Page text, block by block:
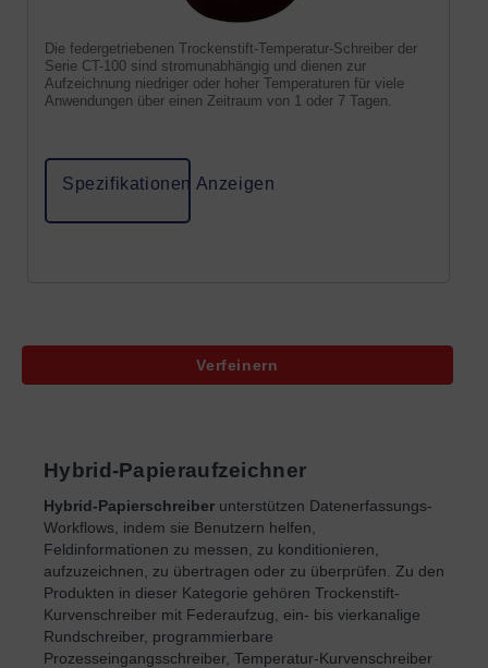
Die federgetriebenen Trockenstift-Temperatur-Schreiber der
Serie CT-100 sind stromunabhängig und dienen zur
Aufzeichnung niedriger oder hoher Temperaturen für viele
Anwendungen über einen Zeitraum von 1 oder 7 Tagen.
Spezifikationen Anzeigen
Verfeinern
Hybrid-Papieraufzeichner
Hybrid-Papierschreiber unterstützen Datenerfassungs-
Workflows, indem sie Benutzern helfen,
Feldinformationen zu messen, zu konditionieren,
aufzuzeichnen, zu übertragen oder zu überprüfen. Zu den
Produkten in dieser Kategorie gehören Trockenstift-
Kurvenschreiber mit Federaufzug, ein- bis vierkanalige
Rundschreiber, programmierbare
Prozesseingangsschreiber, Temperatur-Kurvenschreiber